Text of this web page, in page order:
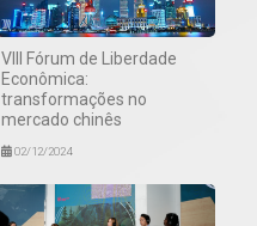
VIII Fórum de Liberdade
Econômica:
transformações no
mercado chinês
02/12/2024